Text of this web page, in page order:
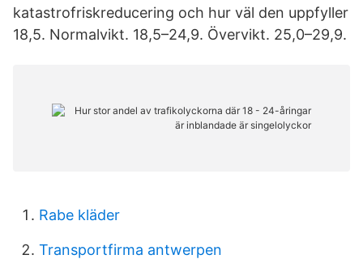
katastrofriskreducering och hur väl den uppfyller
18,5. Normalvikt. 18,5–24,9. Övervikt. 25,0–29,9.
Rabe kläder
Transportfirma antwerpen